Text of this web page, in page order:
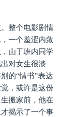
整个电影剧情
一个羞涩内敛
由于班内同学
对女生很淡
的“情书”表达
，或许是这份
搬家前，他在
揭示了一个事